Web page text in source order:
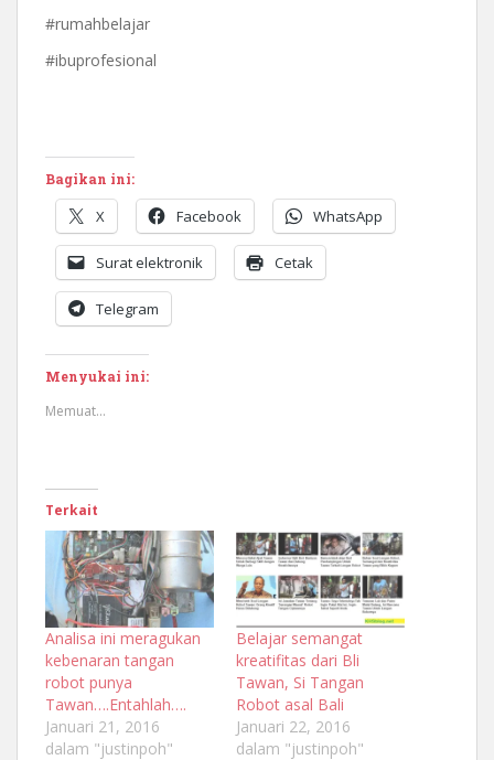
#rumahbelajar
#ibuprofesional
Bagikan ini:
X Facebook WhatsApp
Surat elektronik Cetak
Telegram
Menyukai ini:
Memuat...
Terkait
Analisa ini meragukan
kebenaran tangan
robot punya
Tawan….Entahlah….
Januari 21, 2016
dalam "justinpoh"
Belajar semangat
kreatifitas dari Bli
Tawan, Si Tangan
Robot asal Bali
Januari 22, 2016
dalam "justinpoh"